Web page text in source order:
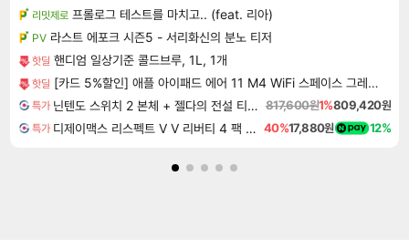
리밋제로 프롤로그 테스트를 마치고.. (feat. 리아)
PV 라스트 에포크 시즌5 - 서리화신의 분노 티저
핫딜 핸디엄 일상기준 콜드브루, 1L, 1개
핫딜 [카드 5%할인] 애플 아이패드 에어 11 M4 WiFi 스페이스 그레이, 128GB, WiFi전용
특가 닌텐도 스위치 2 본체 + 젤다의 전설 티어스 오브 더 킹덤 닌텐도 스위치 2 에디션 + 젤다의 전설 브레스 오브 더 와일드 닌텐도 스위치 2 에디션 번들 817,600원1%809,420원
특가 디제이맥스 리스펙트 V V 리버티 4 팩 DJMAX RESPECT V V Liberty 4 Pack DLC 40%17,880원 12%